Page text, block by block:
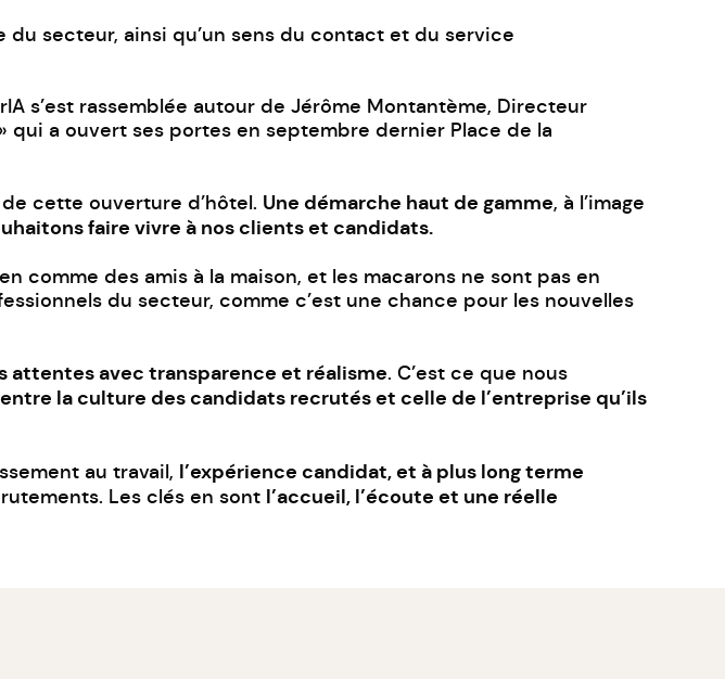
secteur, ainsi qu’un sens du contact et du service
s’est rassemblée autour de Jérôme Montantème, Directeur
qui a ouvert ses portes en septembre dernier Place de la
cette ouverture d’hôtel. Une démarche haut de gamme, à l’image
faire vivre à nos clients et candidats.
comme des amis à la maison, et les macarons ne sont pas en
du secteur, comme c’est une chance pour les nouvelles
attentes avec transparence et réalisme. C’est ce que nous
la culture des candidats recrutés et celle de l’entreprise qu’ils
au travail, l’expérience candidat, et à plus long terme
Les clés en sont l’accueil, l’écoute et une réelle